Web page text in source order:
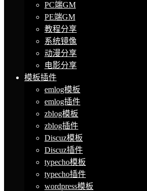
PC端GM
PE端GM
教程分享
系统镜像
动漫分享
电影分享
模板插件
emlog模板
emlog插件
zblog模板
zblog插件
Discuz模板
Discuz插件
typecho模板
typecho插件
wordpress模板